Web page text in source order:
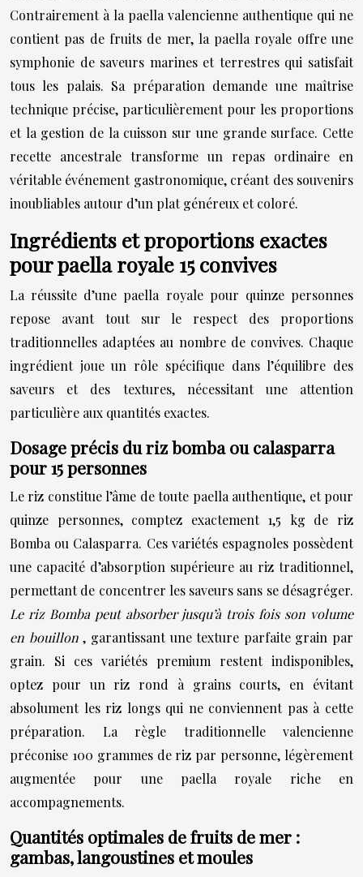
Contrairement à la paella valencienne authentique qui ne
contient pas de fruits de mer, la paella royale offre une
symphonie de saveurs marines et terrestres qui satisfait
tous les palais. Sa préparation demande une maîtrise
technique précise, particulièrement pour les proportions
et la gestion de la cuisson sur une grande surface. Cette
recette ancestrale transforme un repas ordinaire en
véritable événement gastronomique, créant des souvenirs
inoubliables autour d’un plat généreux et coloré.
Ingrédients et proportions exactes
pour paella royale 15 convives
La réussite d’une paella royale pour quinze personnes
repose avant tout sur le respect des proportions
traditionnelles adaptées au nombre de convives. Chaque
ingrédient joue un rôle spécifique dans l’équilibre des
saveurs et des textures, nécessitant une attention
particulière aux quantités exactes.
Dosage précis du riz bomba ou calasparra
pour 15 personnes
Le riz constitue l’âme de toute paella authentique, et pour
quinze personnes, comptez exactement 1,5 kg de riz
Bomba ou Calasparra. Ces variétés espagnoles possèdent
une capacité d’absorption supérieure au riz traditionnel,
permettant de concentrer les saveurs sans se désagréger.
Le riz Bomba peut absorber jusqu’à trois fois son volume
en bouillon, garantissant une texture parfaite grain par
grain. Si ces variétés premium restent indisponibles,
optez pour un riz rond à grains courts, en évitant
absolument les riz longs qui ne conviennent pas à cette
préparation. La règle traditionnelle valencienne
préconise 100 grammes de riz par personne, légèrement
augmentée pour une paella royale riche en
accompagnements.
Quantités optimales de fruits de mer :
gambas, langoustines et moules